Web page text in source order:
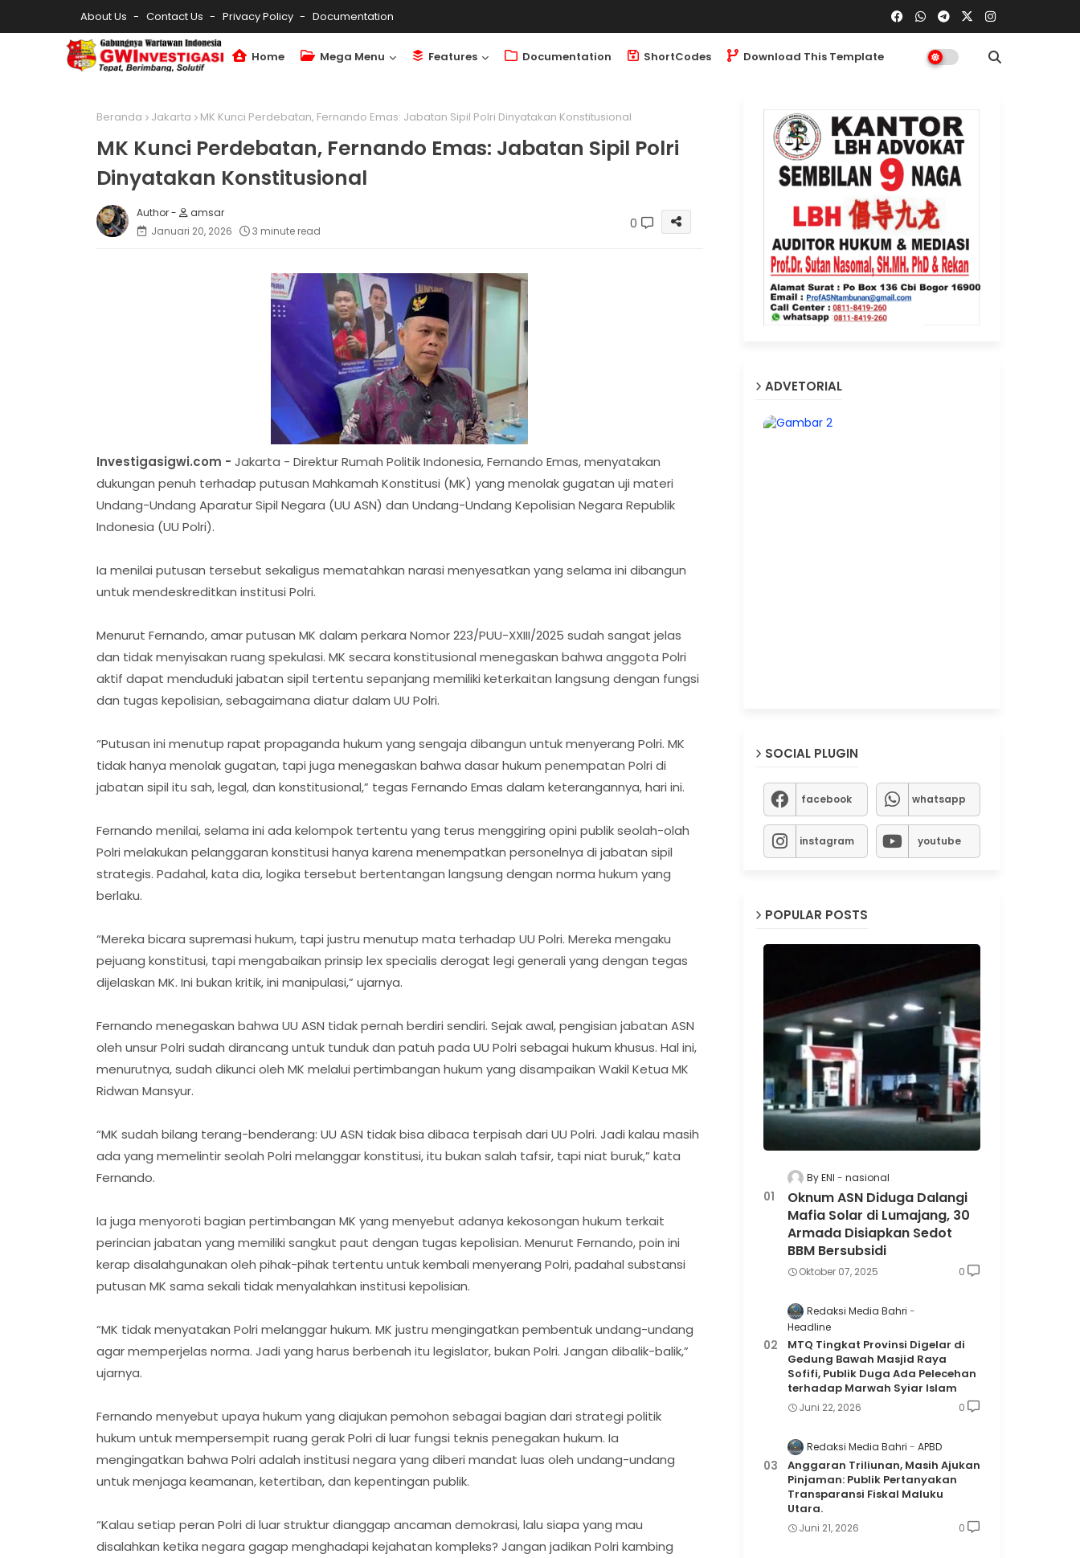
About Us Contact Us Privacy Policy Documentation
Home Mega Menu Features Documentation ShortCodes Download This Template
Beranda Jakarta MK Kunci Perdebatan, Fernando Emas: Jabatan Sipil Polri Dinyatakan Konstitusional
MK Kunci Perdebatan, Fernando Emas: Jabatan Sipil Polri
Dinyatakan Konstitusional
amsar
Januari 20, 2026
3 minute read 0
Investigasigwi.com - Jakarta - Direktur Rumah Politik Indonesia, Fernando Emas, menyatakan
dukungan penuh terhadap putusan Mahkamah Konstitusi (MK) yang menolak gugatan uji materi
Undang-Undang Aparatur Sipil Negara (UU ASN) dan Undang-Undang Kepolisian Negara Republik
Indonesia (UU Polri).
Ia menilai putusan tersebut sekaligus mematahkan narasi menyesatkan yang selama ini dibangun
untuk mendeskreditkan institusi Polri.
Menurut Fernando, amar putusan MK dalam perkara Nomor 223/PUU-XXIII/2025 sudah sangat jelas
dan tidak menyisakan ruang spekulasi. MK secara konstitusional menegaskan bahwa anggota Polri
aktif dapat menduduki jabatan sipil tertentu sepanjang memiliki keterkaitan langsung dengan fungsi
dan tugas kepolisian, sebagaimana diatur dalam UU Polri.
“Putusan ini menutup rapat propaganda hukum yang sengaja dibangun untuk menyerang Polri. MK
tidak hanya menolak gugatan, tapi juga menegaskan bahwa dasar hukum penempatan Polri di
jabatan sipil itu sah, legal, dan konstitusional,” tegas Fernando Emas dalam keterangannya, hari ini.
Fernando menilai, selama ini ada kelompok tertentu yang terus menggiring opini publik seolah-olah
Polri melakukan pelanggaran konstitusi hanya karena menempatkan personelnya di jabatan sipil
strategis. Padahal, kata dia, logika tersebut bertentangan langsung dengan norma hukum yang
berlaku.
“Mereka bicara supremasi hukum, tapi justru menutup mata terhadap UU Polri. Mereka mengaku
pejuang konstitusi, tapi mengabaikan prinsip lex specialis derogat legi generali yang dengan tegas
dijelaskan MK. Ini bukan kritik, ini manipulasi,” ujarnya.
Fernando menegaskan bahwa UU ASN tidak pernah berdiri sendiri. Sejak awal, pengisian jabatan ASN
oleh unsur Polri sudah dirancang untuk tunduk dan patuh pada UU Polri sebagai hukum khusus. Hal ini,
menurutnya, sudah dikunci oleh MK melalui pertimbangan hukum yang disampaikan Wakil Ketua MK
Ridwan Mansyur.
“MK sudah bilang terang-benderang: UU ASN tidak bisa dibaca terpisah dari UU Polri. Jadi kalau masih
ada yang memelintir seolah Polri melanggar konstitusi, itu bukan salah tafsir, tapi niat buruk,” kata
Fernando.
Ia juga menyoroti bagian pertimbangan MK yang menyebut adanya kekosongan hukum terkait
perincian jabatan yang memiliki sangkut paut dengan tugas kepolisian. Menurut Fernando, poin ini
kerap disalahgunakan oleh pihak-pihak tertentu untuk kembali menyerang Polri, padahal substansi
putusan MK sama sekali tidak menyalahkan institusi kepolisian.
“MK tidak menyatakan Polri melanggar hukum. MK justru mengingatkan pembentuk undang-undang
agar memperjelas norma. Jadi yang harus berbenah itu legislator, bukan Polri. Jangan dibalik-balik,”
ujarnya.
Fernando menyebut upaya hukum yang diajukan pemohon sebagai bagian dari strategi politik
hukum untuk mempersempit ruang gerak Polri di luar fungsi teknis penegakan hukum. Ia
mengingatkan bahwa Polri adalah institusi negara yang diberi mandat luas oleh undang-undang
untuk menjaga keamanan, ketertiban, dan kepentingan publik.
“Kalau setiap peran Polri di luar struktur dianggap ancaman demokrasi, lalu siapa yang mau
disalahkan ketika negara gagap menghadapi kejahatan kompleks? Jangan jadikan Polri kambing
ADVETORIAL
SOCIAL PLUGIN
facebook whatsapp
instagram youtube
POPULAR POSTS
By ENI nasional
Oknum ASN Diduga Dalangi
Mafia Solar di Lumajang, 30
Armada Disiapkan Sedot
BBM Bersubsidi
Oktober 07, 2025 0
Redaksi Media Bahri
Headline
MTQ Tingkat Provinsi Digelar di
Gedung Bawah Masjid Raya
Sofifi, Publik Duga Ada Pelecehan
terhadap Marwah Syiar Islam
Juni 22, 2026 0
Redaksi Media Bahri APBD
Anggaran Triliunan, Masih Ajukan
Pinjaman: Publik Pertanyakan
Transparansi Fiskal Maluku
Utara.
Juni 21, 2026 0